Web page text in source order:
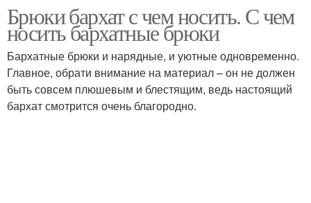
Брюки бархат с чем носить. С чем
носить бархатные брюки
Бархатные брюки и нарядные, и уютные одновременно.
Главное, обрати внимание на материал – он не должен
быть совсем плюшевым и блестящим, ведь настоящий
бархат смотрится очень благородно.